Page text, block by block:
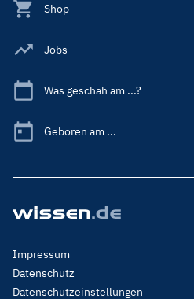
Shop
Jobs
Was geschah am ...?
Geboren am ...
Footer
Menu
Legal
Impressum
Datenschutz
Datenschutzeinstellungen